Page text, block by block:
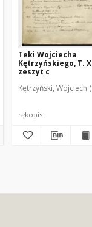
Teki Wojciecha
Kętrzyńskiego, T.
zeszyt c
Kętrzyński, Wojciech
rękopis